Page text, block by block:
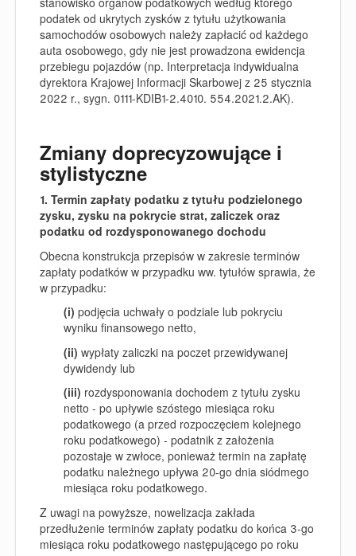
podatek od ukrytych zysków z tytułu użytkowania
samochodów osobowych należy zapłacić od każdego
auta osobowego, gdy nie jest prowadzona ewidencja
przebiegu pojazdów (np. Interpretacja indywidualna
dyrektora Krajowej Informacji Skarbowej z 25 stycznia
2022 r., sygn. 0111-KDIB1-2.4010. 554.2021.2.AK).
Zmiany doprecyzowujące i
stylistyczne
1. Termin zapłaty podatku z tytułu podzielonego
zysku, zysku na pokrycie strat, zaliczek oraz
podatku od rozdysponowanego dochodu
Obecna konstrukcja przepisów w zakresie terminów
zapłaty podatków w przypadku ww. tytułów sprawia, że
w przypadku:
(i) podjęcia uchwały o podziale lub pokryciu
wyniku finansowego netto,
(ii) wypłaty zaliczki na poczet przewidywanej
dywidendy lub
(iii) rozdysponowania dochodem z tytułu zysku
netto - po upływie szóstego miesiąca roku
podatkowego (a przed rozpoczęciem kolejnego
roku podatkowego) - podatnik z założenia
pozostaje w zwłoce, ponieważ termin na zapłatę
podatku należnego upływa 20-go dnia siódmego
miesiąca roku podatkowego.
Z uwagi na powyższe, nowelizacja zakłada
przedłużenie terminów zapłaty podatku do końca 3-go
miesiąca roku podatkowego następującego po roku